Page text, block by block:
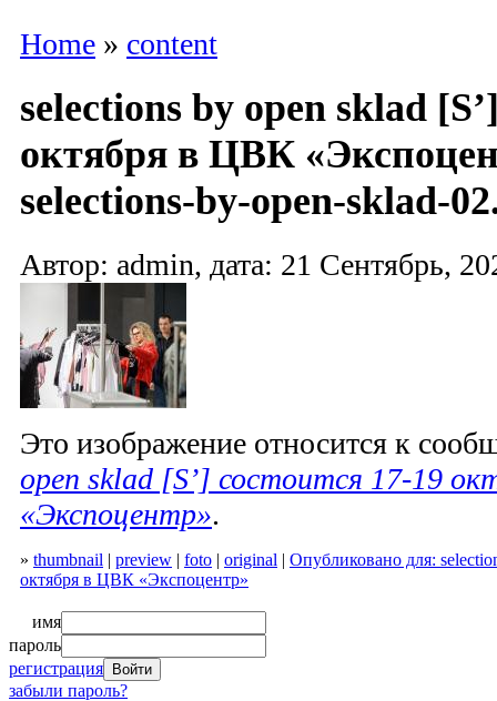
Home » content
selections by open sklad
октября в ЦВК
selections-by-open-sklad-
Автор: admin, дата: 21 Сентябрь,
Это изображение относится к
open sklad [S’] состоится 17-19
«Экспоцентр».
» thumbnail | preview | foto | original | Опубликовано для:
октября в ЦВК «Экспоцентр»
имя
пароль
регистрация
забыли пароль?